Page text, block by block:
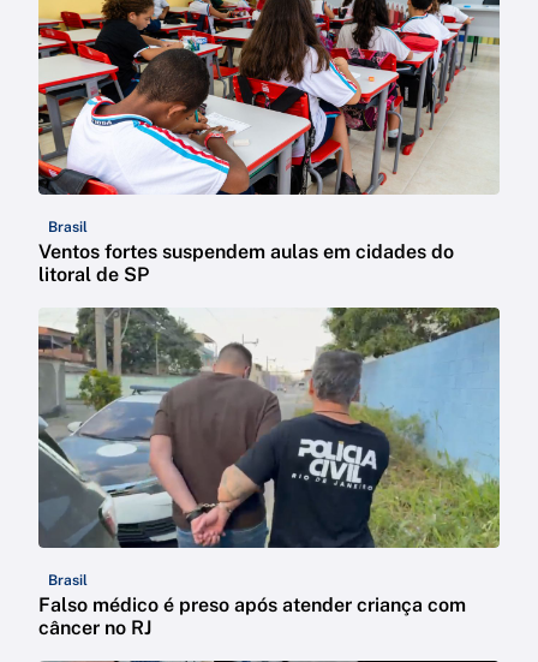
Brasil
Ventos fortes suspendem aulas em cidades do
litoral de SP
Brasil
Falso médico é preso após atender criança com
câncer no RJ